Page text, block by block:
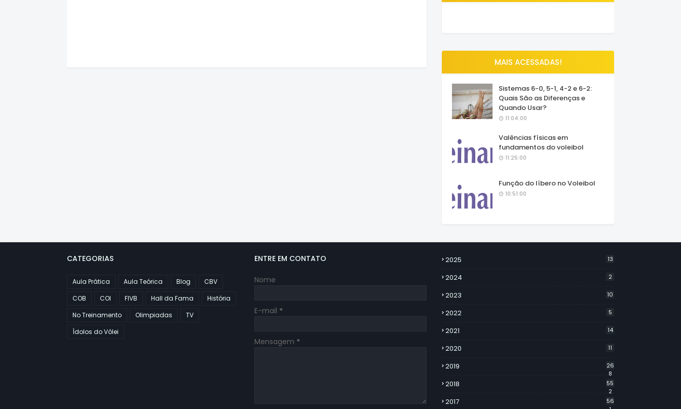
MAIS ACESSADAS!
Sistemas 6-0, 5-1, 4-2 e 6-2:
Quais São as Diferenças e
Quando Usar?
11:04:00
Valências físicas em
fundamentos do voleibol
11:25:00
Função do líbero no Voleibol
10:51:00
CATEGORIAS
Aula Prática Aula Teórica Blog
CBV
COB
COI FIVB Hall da Fama
História
No Treinamento
Olimpiadas
TV
Ídolos do Vôlei
ENTRE EM CONTATO
Nome
E-mail *
Mensagem *
2025 13
2024 2
2023 10
2022 5
2021 14
2020 11
2019
26
8
2018
55
2
2017
56